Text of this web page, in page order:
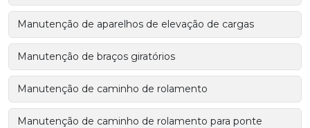
Manutenção de aparelhos de elevação de cargas
Manutenção de braços giratórios
Manutenção de caminho de rolamento
Manutenção de caminho de rolamento para ponte